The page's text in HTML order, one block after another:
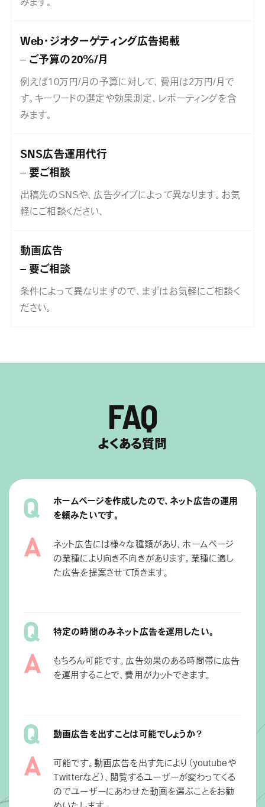
Web・ジオターゲティング広告掲載
ご予算の20%/月
例えば10万円/月の予算に対して、費用は2万円/月で
す。キーワードの選定や効果測定、レポーティングを含
みます。
SNS広告運用代行
要ご相談
出稿先のSNSや、広告タイプによって異なります。お気
軽にご相談ください、
動画広告
要ご相談
条件によって異なりますので、まずはお気軽にご相談く
ださい。
FAQ
よくある質問
ホームページを作成したので、ネット広告の運用
を頼みたいです。
ネット広告には様々な種類があり、ホームページ
の業種により向き不向きがあります。業種に適し
た広告を提案させて頂きます。
特定の時間のみネット広告を運用したい。
もちろん可能です。広告効果のある時間帯に広告
を運用することで、費用がカットできます。
動画広告を出すことは可能でしょうか？
可能です。動画広告を出す先により（youtubeや
Twitterなど）、閲覧するユーザーが変わってくる
のでユーザーにあわせた動画を選ぶことをお勧